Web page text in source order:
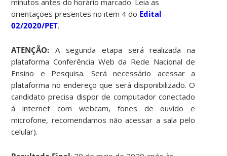
orientações presentes no item 4 do Edital
02/2020/PET.
ATENÇÃO: A segunda etapa será realizada na
plataforma Conferência Web da Rede Nacional de
Ensino e Pesquisa. Será necessário acessar a
plataforma no endereço que será disponibilizado. O
candidato precisa dispor de computador conectado
à internet com webcam, fones de ouvido e
microfone, recomendamos não acessar a sala pelo
celular).